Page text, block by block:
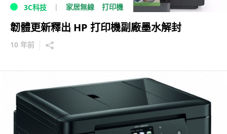
3C科技 家居無線 打印機
韌體更新釋出 HP 打印機副廠墨水解封
10 年前